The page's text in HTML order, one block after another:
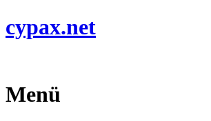
cypax.net
Menü